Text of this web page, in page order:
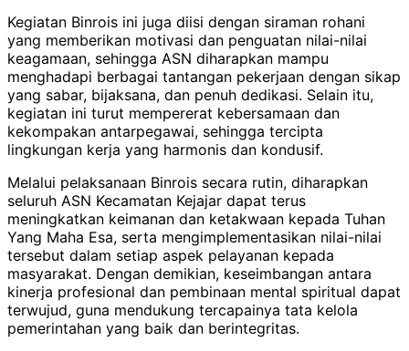
Kegiatan Binrois ini juga diisi dengan siraman rohani
yang memberikan motivasi dan penguatan nilai-nilai
keagamaan, sehingga ASN diharapkan mampu
menghadapi berbagai tantangan pekerjaan dengan sikap
yang sabar, bijaksana, dan penuh dedikasi. Selain itu,
kegiatan ini turut mempererat kebersamaan dan
kekompakan antarpegawai, sehingga tercipta
lingkungan kerja yang harmonis dan kondusif.
Melalui pelaksanaan Binrois secara rutin, diharapkan
seluruh ASN Kecamatan Kejajar dapat terus
meningkatkan keimanan dan ketakwaan kepada Tuhan
Yang Maha Esa, serta mengimplementasikan nilai-nilai
tersebut dalam setiap aspek pelayanan kepada
masyarakat. Dengan demikian, keseimbangan antara
kinerja profesional dan pembinaan mental spiritual dapat
terwujud, guna mendukung tercapainya tata kelola
pemerintahan yang baik dan berintegritas.